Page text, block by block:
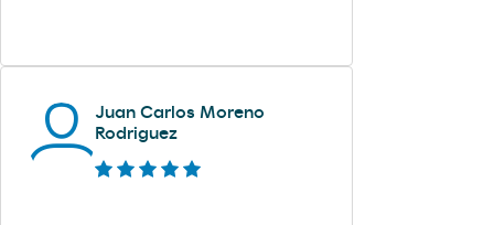
Juan Carlos Moreno
Rodriguez